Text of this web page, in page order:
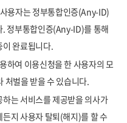
용자는 정부통합인증(Any-ID)
. 정부통합인증(Any-ID)를 통해
이 완료됩니다.
하여 이용신청을 한 사용자의 모
처벌을 받을 수 있습니다.
는 서비스를 제공받을 의사가
지 사용자 탈퇴(해지)를 할 수